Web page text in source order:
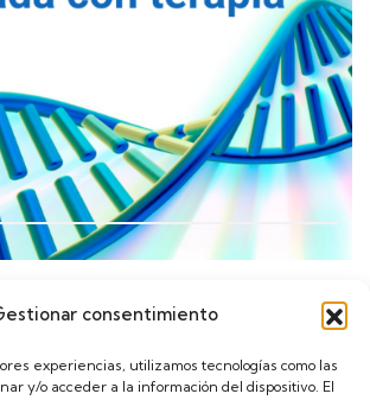
consentimiento
experiencias, utilizamos tecnologías como las
y/o acceder a la información del dispositivo. El